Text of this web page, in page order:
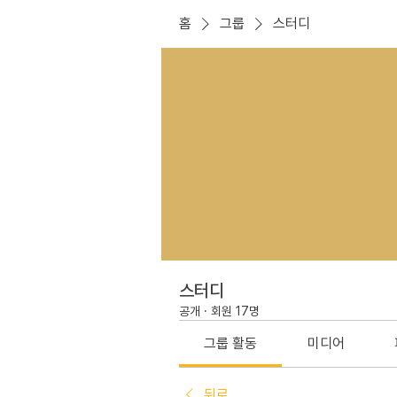
홈 그룹 스터디
스터디
공개 · 회원 17명
그룹 활동 미디어